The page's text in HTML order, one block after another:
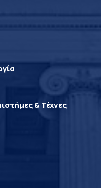
& Τέχνες